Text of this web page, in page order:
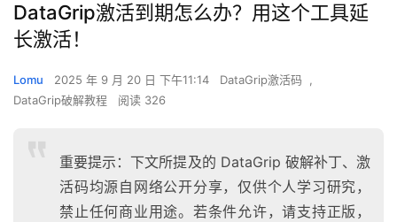
DataGrip激活到期怎么办？用这个工具延
长激活！
Lomu 2025 年 9 月 20 日 下午11:14 DataGrip激活码
,
DataGrip破解教程
阅读 326
重要提示：下文所提及的 DataGrip 破解补丁、激
活码均源自网络公开分享，仅供个人学习研究，
禁止任何商业用途。若条件允许，请支持正版，